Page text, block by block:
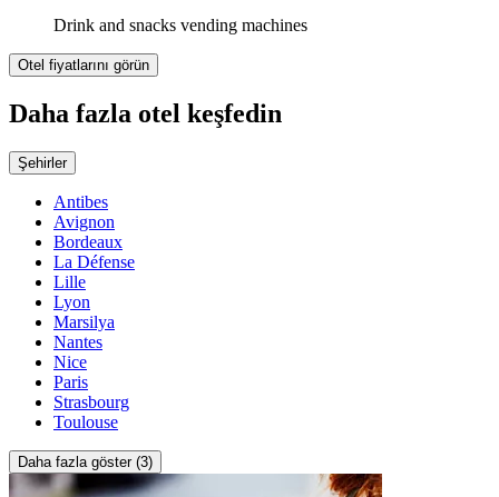
Drink and snacks vending machines
Otel fiyatlarını görün
Daha fazla otel keşfedin
Şehirler
Antibes
Avignon
Bordeaux
La Défense
Lille
Lyon
Marsilya
Nantes
Nice
Paris
Strasbourg
Toulouse
Daha fazla göster (3)